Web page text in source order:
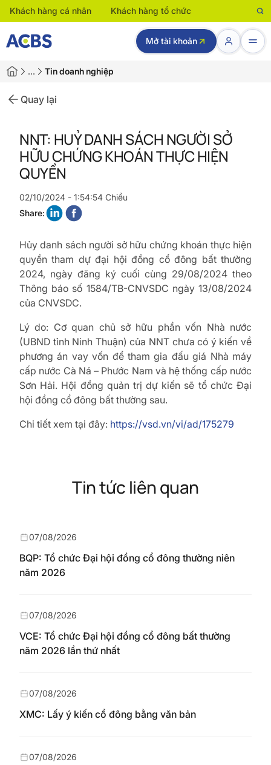
Khách hàng cá nhân Khách hàng tổ chức
Mở tài khoản
… Tin doanh nghiệp
Quay lại
NNT: HUỶ DANH SÁCH NGƯỜI SỞ
HỮU CHỨNG KHOÁN THỰC HIỆN
QUYỀN
02/10/2024 - 1:54:54 Chiều
Share:
Hủy danh sách người sở hữu chứng khoán thực hiện
quyềntham dự đại hội đồng cổ đông bất thường
2024, ngày đăng ký cuối cùng 29/08/2024 theo
Thông báo số 1584/TB-CNVSDC ngày 13/08/2024
của CNVSDC.
Lý do: Cơ quan chủ sở hữu phần vốn Nhà nước
(UBND tỉnh Ninh Thuận) của NNT chưa có ý kiến về
phương án vay vốn để tham gia đấu giá Nhà máy
cấp nước Cà Ná – Phước Nam và hệ thống cấp nước
Sơn Hải. Hội đồng quản trị dự kiến sẽ tổ chức Đại
hội đồng cổ đông bất thường sau.
Chi tiết xem tại đây: https://vsd.vn/vi/ad/175279
Tin tức liên quan
BQP: Tổ chức Đại hội đồng cổ đông thường niên
năm 2026
07/08/2026
VCE: Tổ chức Đại hội đồng cổ đông bất thường
năm 2026 lần thứ nhất
07/08/2026
XMC: Lấy ý kiến cổ đông bằng văn bản
07/08/2026
07/08/2026